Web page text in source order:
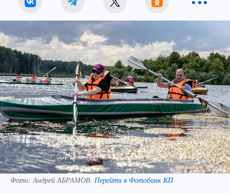
Фото:Андрей АБРАМОВ. Перейти в Фотобанк КП